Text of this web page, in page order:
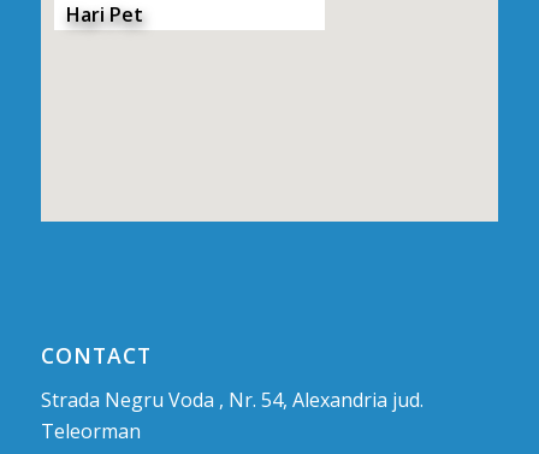
Hari Pet
CONTACT
Strada Negru Voda , Nr. 54, Alexandria jud.
Teleorman